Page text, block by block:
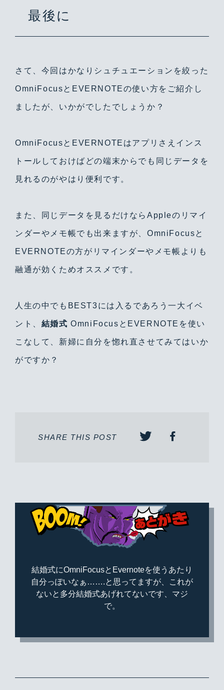
最後に
さて、今回はかなりシュチュエーションを絞った
OmniFocusとEVERNOTEの使い方をご紹介し
ましたが、いかがでしたでしょうか？
OmniFocusとEVERNOTEはアプリさえインス
トールしておけばどの端末からでも同じデータを
見れるのがやはり便利です。
また、同じデータを見るだけならAppleのリマイ
ンダーやメモ帳でも出来ますが、OmniFocusと
EVERNOTEの方がリマインダーやメモ帳よりも
融通が効くためオススメです。
人生の中でもBEST3には入るであろう一大イベ
ント、 結婚式 OmniFocusとEVERNOTEを使い
こなして、新婦に自分を惚れ直させてみてはいか
がですか？
SHARE THIS POST
結婚式にOmniFocusとEvernoteを使うあたり
自分っぽいなぁ…….と思ってますが、これが
ないと多分結婚式あげれてないです、マジ
で。